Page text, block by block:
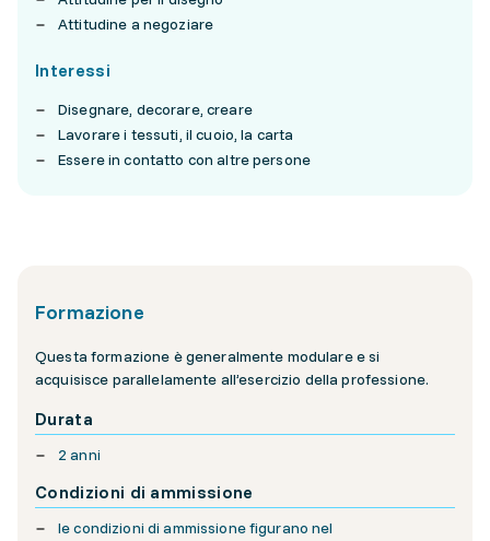
Attitudine a negoziare
Interessi
Disegnare, decorare, creare
Lavorare i tessuti, il cuoio, la carta
Essere in contatto con altre persone
Formazione
Questa formazione è generalmente modulare e si
acquisisce parallelamente all’esercizio della professione.
Durata
2 anni
Condizioni di ammissione
le condizioni di ammissione figurano nel